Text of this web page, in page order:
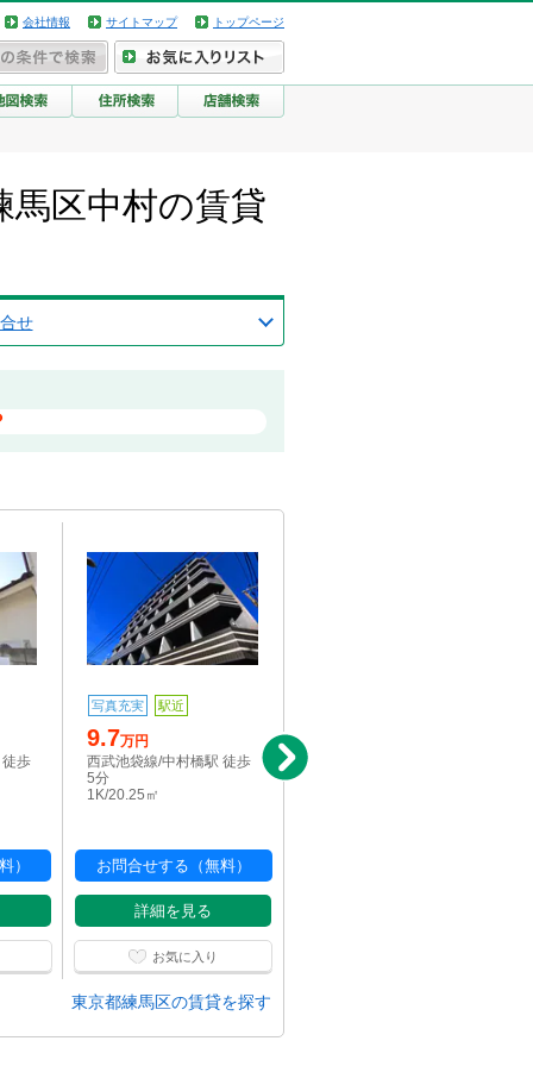
会社情報 サイトマップ トップページ
馬区中村の賃貸
せ
歩
）
写真充実 駅近
9.7万円
西武池袋線/中村橋駅 徒歩
5分
1K/20.25㎡
お問合せする（無料）
詳細を見る
お気に入り
西武池袋線/中村橋駅 徒歩
東京都練馬区の賃貸を探す